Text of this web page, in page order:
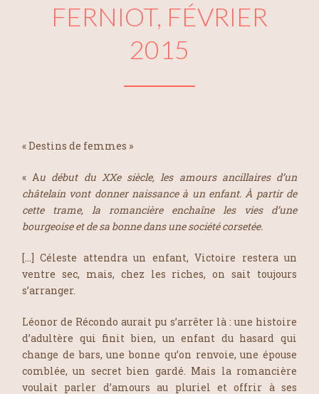
FERNIOT, FÉVRIER
2015
« Destins de femmes »
« Au début du XXe siècle, les amours ancillaires d’un
châtelain vont donner naissance à un enfant. À partir de
cette trame, la romancière enchaîne les vies d’une
bourgeoise et de sa bonne dans une société corsetée.
[…] Céleste attendra un enfant, Victoire restera un
ventre sec, mais, chez les riches, on sait toujours
s’arranger.
Léonor de Récondo aurait pu s’arrêter là : une histoire
d’adultère qui finit bien, un enfant du hasard qui
change de bars, une bonne qu’on renvoie, une épouse
comblée, un secret bien gardé. Mais la romancière
voulait parler d’amours au pluriel et offrir à ses